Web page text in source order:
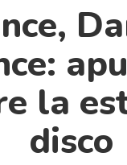
de la literatura
la
disco